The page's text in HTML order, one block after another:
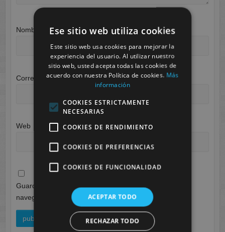
Nombre
Correo electrónico*
Web
Guarda mi nombre, correo electrónico y web en este
navegador para la próxima vez que comente.
Ese sitio web utiliza cookies
Este sitio web usa cookies para mejorar la
experiencia del usuario. Al utilizar nuestro
sitio web, usted acepta todas las cookies de
acuerdo con nuestra Política de cookies. Más
información
COOKIES ESTRICTAMENTE
NECESARIAS
COOKIES DE RENDIMIENTO
COOKIES DE PREFERENCIAS
COOKIES DE FUNCIONALIDAD
ACEPTAR TODO
RECHAZAR TODO